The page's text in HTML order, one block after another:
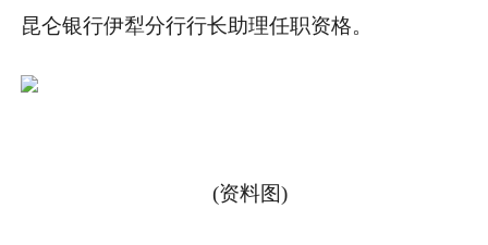
昆仑银行伊犁分行行长助理任职资格。
(资料图)